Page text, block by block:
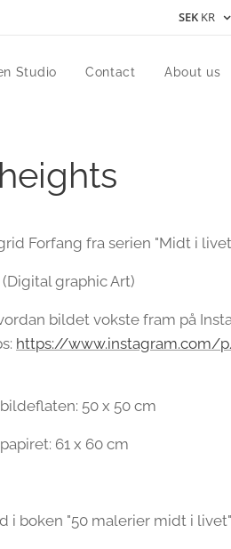
SEK KR
Studio Contact About us
Forfang fra serien "Midt i
(Digital graphic Art)
bildet vokste fram på
https://www.instagram.com/
50 x 50 cm
61 x 60 cm
i boken "50 malerier midt i